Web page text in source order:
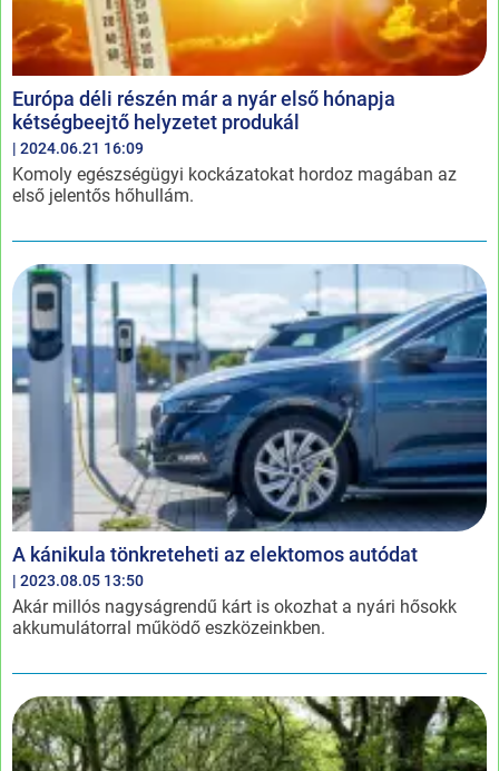
Európa déli részén már a nyár első hónapja
kétségbeejtő helyzetet produkál
| 2024.06.21 16:09
Komoly egészségügyi kockázatokat hordoz magában az
első jelentős hőhullám.
A kánikula tönkreteheti az elektomos autódat
| 2023.08.05 13:50
Akár millós nagyságrendű kárt is okozhat a nyári hősokk
akkumulátorral működő eszközeinkben.